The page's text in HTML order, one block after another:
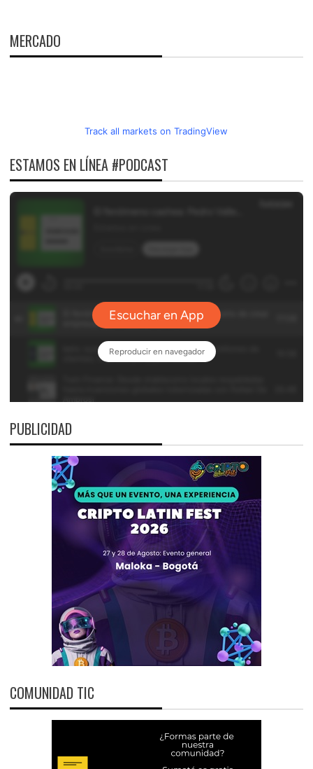
MERCADO
Track all markets on TradingView
ESTAMOS EN LÍNEA #PODCAST
PUBLICIDAD
COMUNIDAD TIC